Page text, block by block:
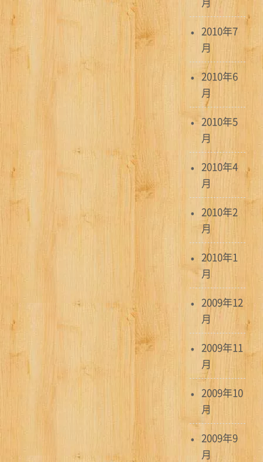
2010年7
月
2010年6
月
2010年5
月
2010年4
月
2010年2
月
2010年1
月
2009年12
月
2009年11
月
2009年10
月
2009年9
月